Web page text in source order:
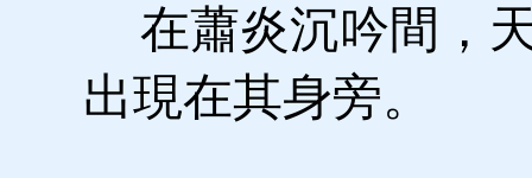
在蕭炎沉吟間，
出現在其身旁。